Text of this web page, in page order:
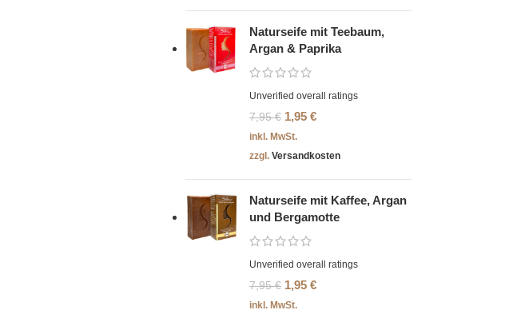
Naturseife mit Teebaum,
Argan & Paprika
Unverified overall ratings
7,95€ 1,95 €
inkl. MwSt.
zzgl. Versandkosten
Naturseife mit Kaffee, Argan
und Bergamotte
Unverified overall ratings
7,95€ 1,95 €
inkl. MwSt.